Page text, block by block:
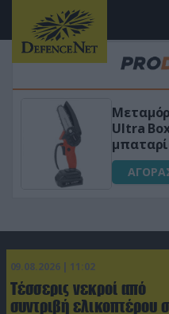
κήπο σου με το
με
09.08.2026 | 11:02
Τέσσερις νεκροί από
συντριβή ελικοπτέρου